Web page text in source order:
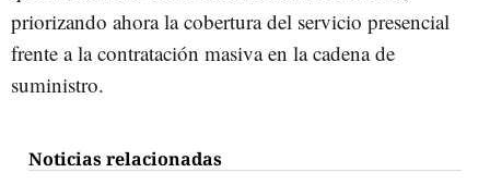
priorizando ahora la cobertura del servicio presencial
frente a la contratación masiva en la cadena de
suministro.
Noticias relacionadas